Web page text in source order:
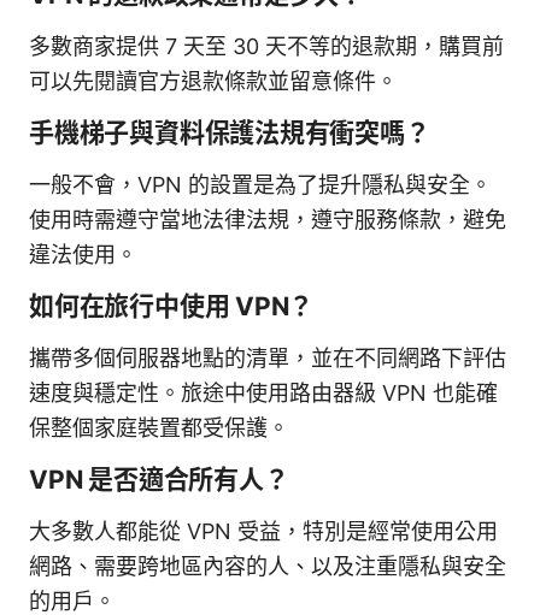
多數商家提供 7 天至 30 天不等的退款期，購買前
可以先閱讀官方退款條款並留意條件。
手機梯子與資料保護法規有衝突嗎？
一般不會，VPN 的設置是為了提升隱私與安全。
使用時需遵守當地法律法規，遵守服務條款，避免
違法使用。
如何在旅行中使用 VPN？
攜帶多個伺服器地點的清單，並在不同網路下評估
速度與穩定性。旅途中使用路由器級 VPN 也能確
保整個家庭裝置都受保護。
VPN 是否適合所有人？
大多數人都能從 VPN 受益，特別是經常使用公用
網路、需要跨地區內容的人、以及注重隱私與安全
的用戶。